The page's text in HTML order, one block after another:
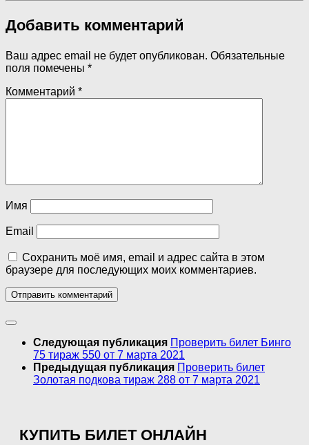
Добавить комментарий
Ваш адрес email не будет опубликован. Обязательные
поля помечены *
Комментарий *
Имя
Email
Сохранить моё имя, email и адрес сайта в этом
браузере для последующих моих комментариев.
Следующая публикация Проверить билет Бинго
75 тираж 550 от 7 марта 2021
Предыдущая публикация Проверить билет
Золотая подкова тираж 288 от 7 марта 2021
КУПИТЬ БИЛЕТ ОНЛАЙН